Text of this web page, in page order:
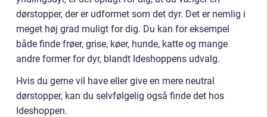
dørstopper, der er udformet som det dyr. Det er nemlig i
meget høj grad muligt for dig. Du kan for eksempel
både finde frøer, grise, køer, hunde, katte og mange
andre former for dyr, blandt Ideshoppens udvalg.
Hvis du gerne vil have eller give en mere neutral
dørstopper, kan du selvfølgelig også finde det hos
Ideshoppen.